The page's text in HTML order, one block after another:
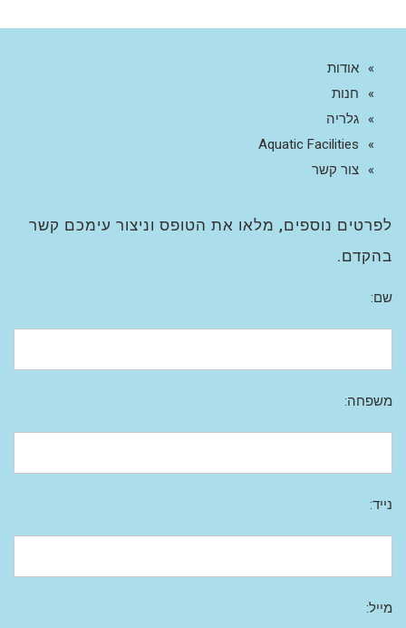
אודות
חנות
גלריה
Aquatic Facilities
צור קשר
לפרטים נוספים, מלאו את הטופס וניצור עימכם קשר
בהקדם.
שם:
משפחה:
נייד:
מייל: